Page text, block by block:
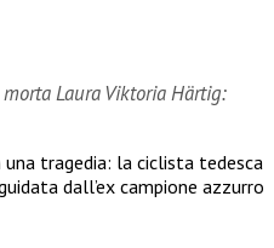
Laura Viktoria Härtig:
tragedia: la ciclista tedesca
dall’ex campione azzurro